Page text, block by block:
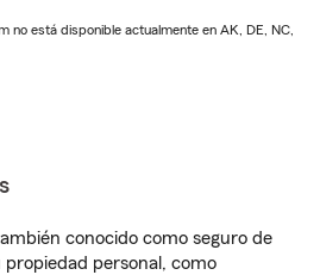
no está disponible actualmente en AK, DE, NC,
conocido como seguro de
personal, como